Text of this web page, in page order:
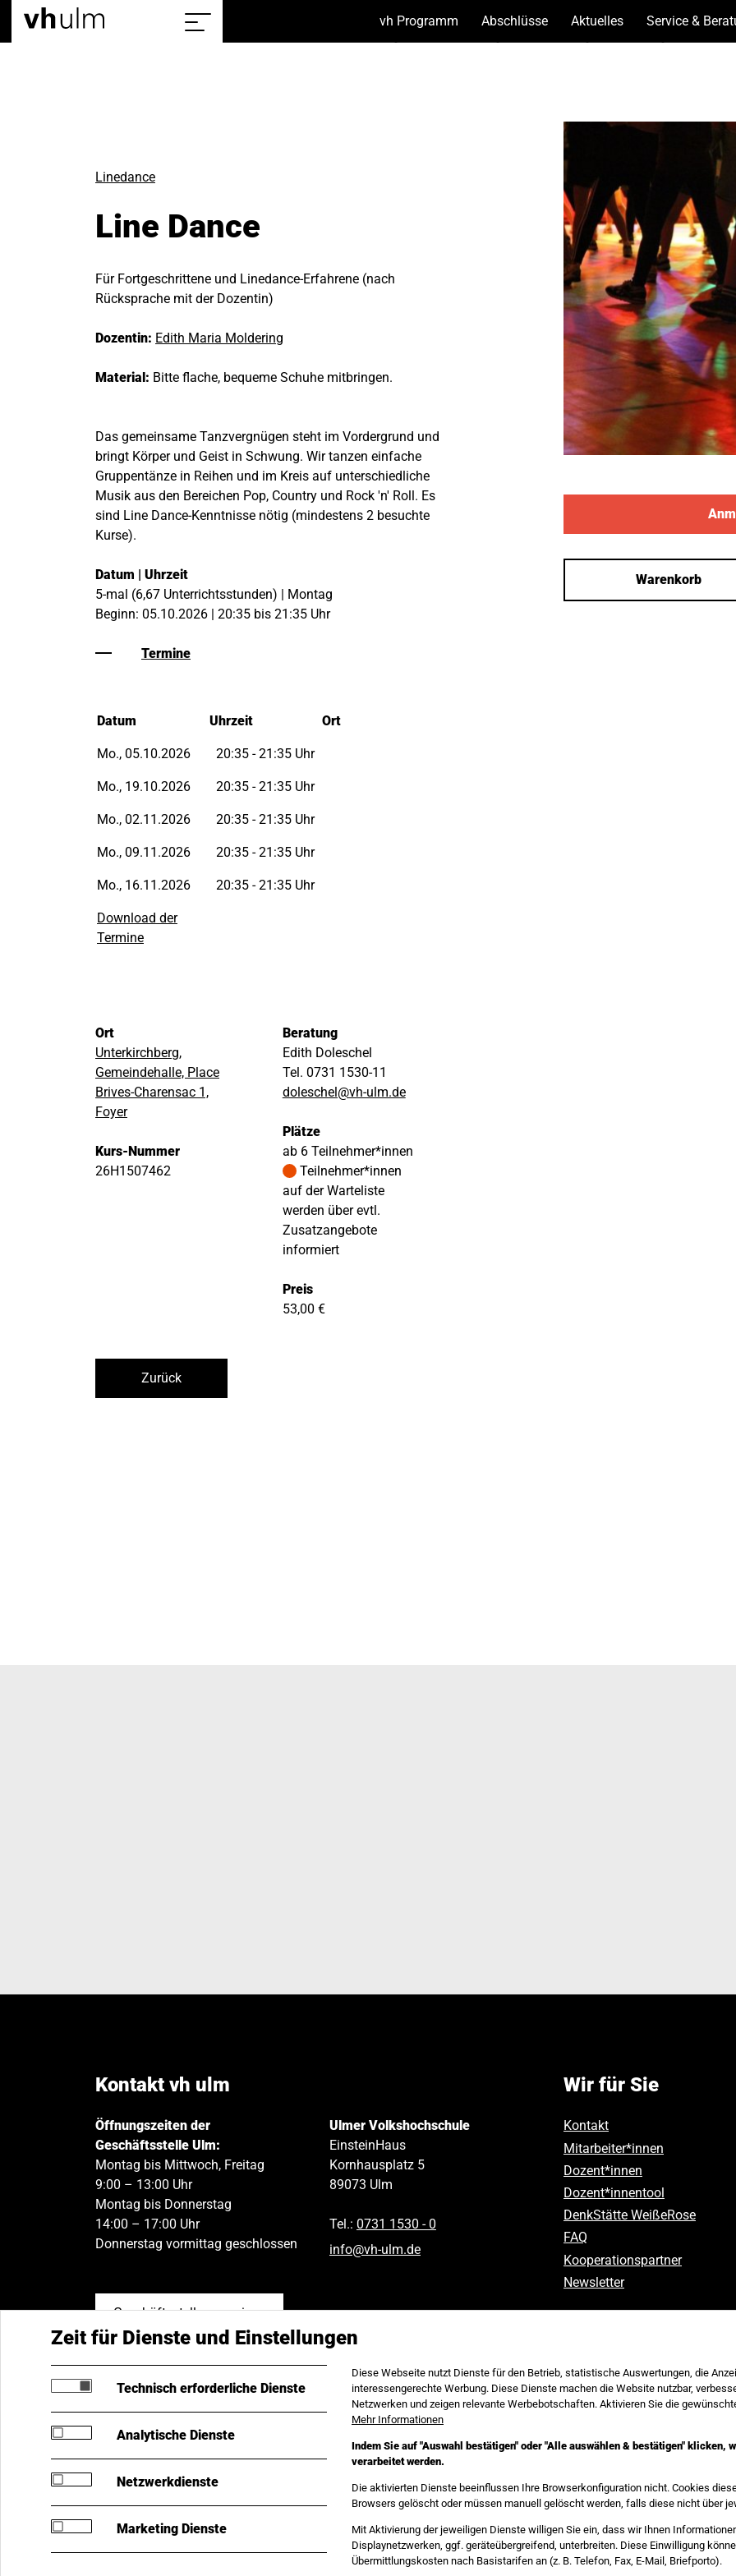
Sitemap
vh Programm (Unterseiten
Abschlüsse(Unterseiten
Aktuelles(Unterseiten
Service &
Linedance
Line Dance
Für Fortgeschrittene und Linedance-Erfahrene (nach
Rücksprache mit der Dozentin)
Dozentin: Edith Maria Moldering
Material: Bitte flache, bequeme Schuhe mitbringen.
Das gemeinsame Tanzvergnügen steht im Vordergrund und
bringt Körper und Geist in Schwung. Wir tanzen einfache
Gruppentänze in Reihen und im Kreis auf unterschiedliche
Musik aus den Bereichen Pop, Country und Rock 'n' Roll. Es
sind Line Dance-Kenntnisse nötig (mindestens 2 besuchte
Kurse).
Datum | Uhrzeit
5-mal (6,67 Unterrichtsstunden) | Montag
Beginn: 05.10.2026 | 20:35 bis 21:35 Uhr
Termine
Datum Uhrzeit Ort
Mo., 05.10.2026 20:35 - 21:35 Uhr
Mo., 19.10.2026 20:35 - 21:35 Uhr
Mo., 02.11.2026 20:35 - 21:35 Uhr
Mo., 09.11.2026 20:35 - 21:35 Uhr
Mo., 16.11.2026 20:35 - 21:35 Uhr
Download der
Termine
Ort
Unterkirchberg,
Gemeindehalle, Place
Brives-Charensac 1,
Foyer
Kurs-Nummer
26H1507462
Beratung
Edith Doleschel
Tel. 0731 1530-11
doleschel@vh-ulm.de
Plätze
ab 6 Teilnehmer*innen
Teilnehmer*innen
auf der Warteliste
werden über evtl.
Zusatzangebote
informiert
Preis
53,00 €
Zurück
Warenkorb
Kontakt vh ulm
Öffnungszeiten der
Geschäftsstelle Ulm:
Montag bis Mittwoch, Freitag
9:00 – 13:00 Uhr
Montag bis Donnerstag
14:00 – 17:00 Uhr
Donnerstag vormittag geschlossen
Geschäftsstellen anzeigen
Ulmer Volkshochschule
EinsteinHaus
Kornhausplatz 5
89073 Ulm
Tel.: 0731 1530 ‑ 0
info@vh-ulm.de
Wir für Sie
Kontakt
Mitarbeiter*innen
Dozent*innen
Dozent*innentool
DenkStätte WeißeRose
FAQ
Kooperationspartner
Newsletter